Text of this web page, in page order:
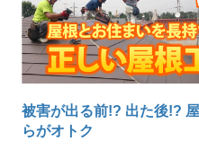
被害が出る前!? 出た後!?
らがオトク